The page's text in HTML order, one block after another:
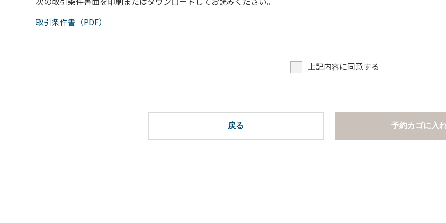
取引条件書（PDF）
上記内容に同意する
戻る 予約カゴに入